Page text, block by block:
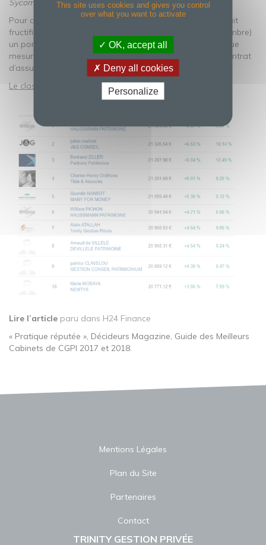
Sycomore AM.
Pour ce Championnat, plusieurs centaines de CGPI ont fait
fructifier pendant plus de 3 mois (du 29 mai au 15 septembre)
un portefeuille virtuel de 20 000 €, avec une prise de risque
mesurée en investissant sur une sélection de fonds du contrat
d’assurance-vie Himalia de Generali.
Le classement final est désormais connu
Lire l’article paru dans H24 Finance
« Pratique réputée », Décideurs Magazine, Guide des Meilleurs
Cabinets de CGPI 2017 et 2018.
Mentions Légales
Plan du Site
Partenaires
Contact
TRINITY GESTION PRIVÉE
This site uses cookies and gives you control
over what you want to activate
OK, accept all
Deny all cookies
Personalize